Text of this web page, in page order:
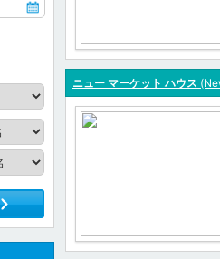
ニュー マーケット ハウス